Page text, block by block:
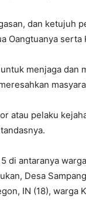
dan ketujuh
Oangtuanya serta
menjaga
atau pelaku
di antaranya
Desa
IN (18), warga